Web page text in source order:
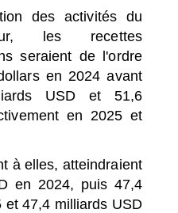
des activités du
les recettes
seraient de l'ordre
en 2024 avant
USD et 51,6
en 2025 et
à elles, atteindraient
en 2024, puis 47,4
et 47,4 milliards USD